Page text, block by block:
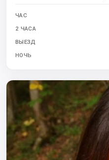
ЧАС
2 ЧАСА
ВЫЕЗД
НОЧЬ